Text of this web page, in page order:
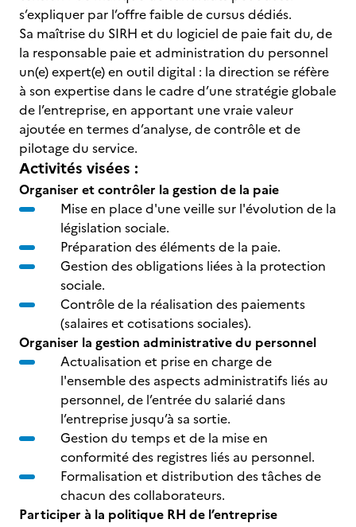
s’expliquer par l’offre faible de cursus dédiés.
Sa maîtrise du SIRH et du logiciel de paie fait du, de
la responsable paie et administration du personnel
un(e) expert(e) en outil digital : la direction se réfère
à son expertise dans le cadre d’une stratégie globale
de l’entreprise, en apportant une vraie valeur
ajoutée en termes d’analyse, de contrôle et de
pilotage du service.
Activités visées :
Organiser et contrôler la gestion de la paie
Mise en place d'une veille sur l'évolution de la
législation sociale.
Préparation des éléments de la paie.
Gestion des obligations liées à la protection
sociale.
Contrôle de la réalisation des paiements
(salaires et cotisations sociales).
Organiser la gestion administrative du personnel
Actualisation et prise en charge de
l'ensemble des aspects administratifs liés au
personnel, de l’entrée du salarié dans
l’entreprise jusqu’à sa sortie.
Gestion du temps et de la mise en
conformité des registres liés au personnel.
Formalisation et distribution des tâches de
chacun des collaborateurs.
Participer à la politique RH de l’entreprise